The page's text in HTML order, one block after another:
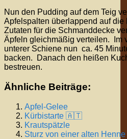
Nun den Pudding auf dem Teig
Apfelspalten überlappend auf
Zutaten für die Schmanddecke
Äpfeln gleichmäßig verteilen. Im
unterer Schiene nun ca. 45
backen. Danach den heißen
bestreuen.
Ähnliche Beiträge:
Apfel-Gelee
Kürbistarte 🇦🇹
Krautspätzle
Sturz von einer alten Henne